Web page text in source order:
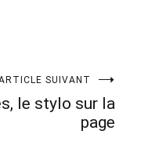
SUIVANT
le stylo sur la
page